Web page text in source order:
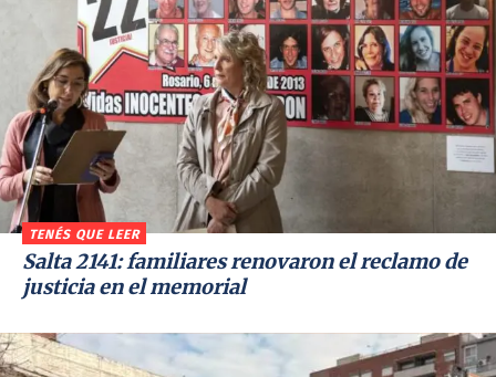
TENÉS QUE LEER
Salta 2141: familiares renovaron el reclamo de
justicia en el memorial